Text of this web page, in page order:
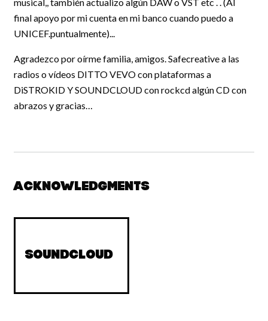
final apoyo por mi cuenta en mi banco cuando puedo a
UNICEF.puntualmente)...
Agradezco por oírme familia, amigos. Safecreative a las
radios o vídeos DITTO VEVO con plataformas a
DiSTROKID Y SOUNDCLOUD con rockcd algún CD con
abrazos y gracias…
Acknowledgments
soundcloud